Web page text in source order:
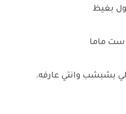
بغيظ
ست ماما
بشبشب وانتي عارفه.